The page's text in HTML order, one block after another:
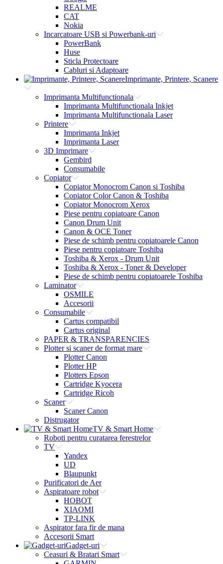
REALME
CAT
Nokia
Incarcatoare USB si Powerbank-uri
PowerBank
Huse
Sticla Protectoare
Cabluri si Adaptoare
Imprimante, Printere, Scanere
Imprimanta Multifunctionala
Imprimanta Multifunctionala Inkjet
Imprimanta Multifunctionala Laser
Printere
Imprimanta Inkjet
Imprimanta Laser
3D Imprimare
Gembird
Consumabile
Copiator
Copiator Monocrom Canon si Toshiba
Copiator Color Canon & Toshiba
Copiator Monocrom Xerox
Piese pentru copiatoare Canon
Canon Drum Unit
Canon & OCE Toner
Piese de schimb pentru copiatoarele Canon
Piese pentru copiatoare Toshiba
Toshiba & Xerox - Drum Unit
Toshiba & Xerox - Toner & Developer
Piese de schimb pentru copiatoarele Toshiba
Laminator
OSMILE
Accesorii
Consumabile
Cartus compatibil
Cartus original
PAPER & TRANSPARENCIES
Plotter si scaner de format mare
Plotter Canon
Plotter HP
Plotters Epson
Cartridge Kyocera
Cartridge Ricoh
Scaner
Scaner Canon
Distrugator
TV & Smart Home
Roboti pentru curatarea ferestrelor
TV
Yandex
UD
Blaupunkt
Purificatori de Aer
Aspiratoare robot
HOBOT
XIAOMI
TP-LINK
Aspirator fara fir de mana
Accesorii Smart
Gadget-uri
Ceasuri & Bratari Smart